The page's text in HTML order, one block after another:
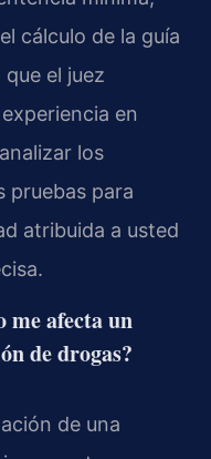
cálculo de la guía
el juez
en
los
pruebas para
atribuida a usted
me afecta un
de drogas?
de una